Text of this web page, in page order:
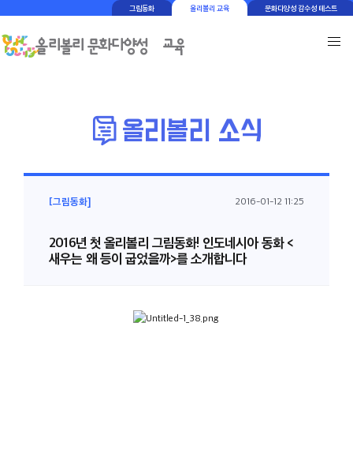
그림동화 올리볼리 교육 문화다양성 감수성 테스트
[그림동화] 2016-01-12 11:25
2016년 첫 올리볼리 그림동화! 인도네시아 동화 <
새우는 왜 등이 굽었을까>를 소개합니다